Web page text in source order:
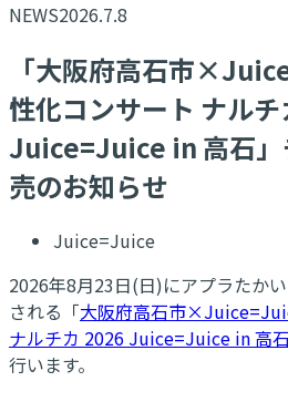
NEWS2026.7.8
「大阪府高石市
性化コンサート ナル
Juice=Juice in 高石」
売のお知らせ
Juice=Juice
2026年8月23日(日)にアプラたか
される「大阪府高石市
ナルチカ 2026 Juice=Juice in 高石
行います。